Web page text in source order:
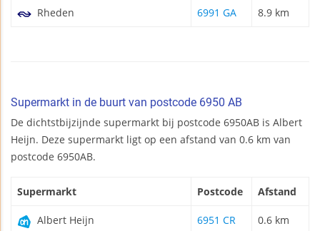
Rheden 6991 GA 8.9 km
Supermarkt in de buurt van postcode 6950 AB
De dichtstbijzijnde supermarkt bij postcode 6950AB is Albert
Heijn. Deze supermarkt ligt op een afstand van 0.6 km van
postcode 6950AB.
Supermarkt Postcode Afstand
Albert Heijn 6951 CR 0.6 km